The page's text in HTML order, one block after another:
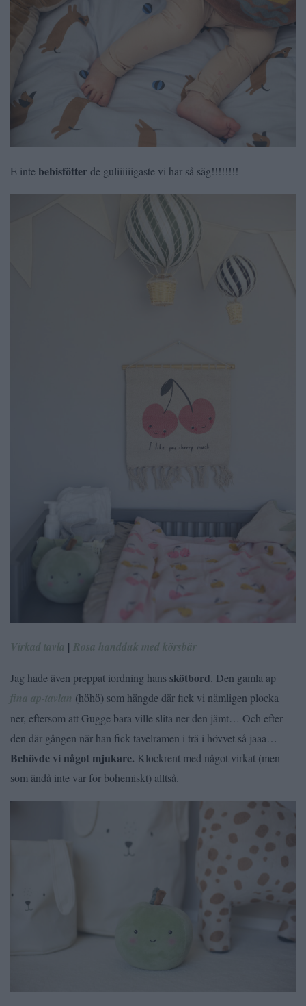
E inte bebisfötterde guliiiiiigaste vi har så säg!!!!!!!!
Virkad tavla | Rosa handduk med körsbär
Jag hade även preppat iordning hansskötbord. Den gamla ap
fina ap-tavlan (höhö) som hängde där fick vi nämligen plocka
ner, eftersom att Gugge bara ville slita ner den jämt… Och efter
den där gången när han fick tavelramen i trä i hövvet så jaaa…
Behövde vi något mjukare. Klockrent med något virkat (men
som ändå inte var för bohemiskt) alltså.